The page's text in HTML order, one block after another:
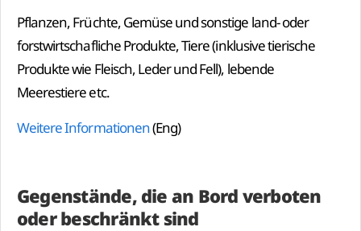
Pflanzen, Früchte, Gemüse und sonstige land- oder
forstwirtschafliche Produkte, Tiere (inklusive tierische
Produkte wie Fleisch, Leder und Fell), lebende
Meerestiere etc.
Weitere Informationen(Eng)
Gegenstände, die an Bord verboten
oder beschränkt sind